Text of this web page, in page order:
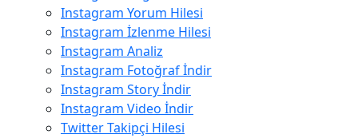
Instagram Yorum Hilesi
Instagram İzlenme Hilesi
Instagram Analiz
Instagram Fotoğraf İndir
Instagram Story İndir
Instagram Video İndir
Twitter Takipçi Hilesi